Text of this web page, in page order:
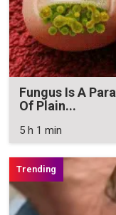
Fungus Is A
Of Plain...
5 h 1 min